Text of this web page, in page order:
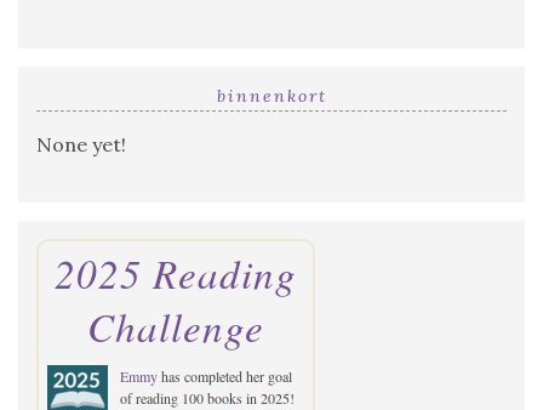
binnenkort
None yet!
2025 Reading
Challenge
Emmyhas completed her goal
of reading 100 books in 2025!